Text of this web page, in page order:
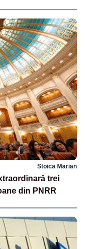
Stoica Marian
trei
din PNRR